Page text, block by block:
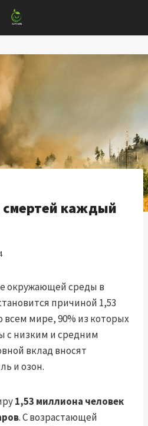
смертей каждый
окружающей среды в
причиной 1,53
мире, 90% из которых
с низким и средним
вклад вносят
и озон.
1,53 миллиона человек
. С возрастающей